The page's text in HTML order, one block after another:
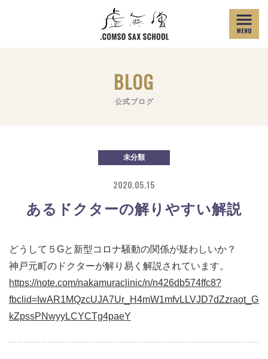
BLOG
公式ブログ
未分類
2020.05.15
あるドクターの解りやすい解説
どうして５Gと新型コロナ騒動の関係が疑わしいか？
神戸元町のドクターが解り易く解説されています。
https://note.com/nakamuraclinic/n/n426db574ffc8?
fbclid=IwAR1MQzcUJA7Ur_H4mW1mfvLLVJD7dZzraot_G-
kZpssPNwyyLCYCTg4paeY